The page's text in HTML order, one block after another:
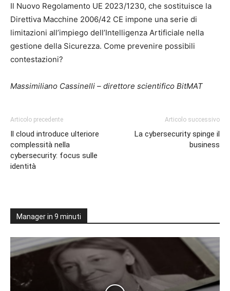
Il Nuovo Regolamento UE 2023/1230, che sostituisce la
Direttiva Macchine 2006/42 CE impone una serie di
limitazioni all’impiego dell’Intelligenza Artificiale nella
gestione della Sicurezza. Come prevenire possibili
contestazioni?
Massimiliano Cassinelli – direttore scientifico BitMAT
Articolo precedente
Il cloud introduce ulteriore
complessità nella
cybersecurity: focus sulle
identità
Articolo successivo
La cybersecurity spinge il
business
Manager in 9 minuti